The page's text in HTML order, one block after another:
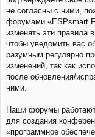
не согласны с ними,
форумами «ESPsmart
изменять эти правила
чтобы уведомить вас
разумным регулярно
изменений, так как
после обновления/
ними.
Наши форумы
для создания
«программное